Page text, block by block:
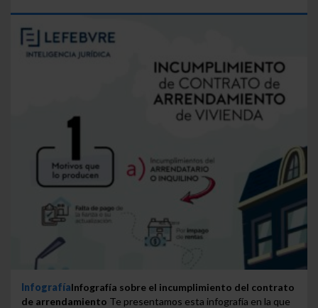
InfografíaInfografía sobre el incumplimiento del contrato
de arrendamiento Te presentamos esta infografía en la que